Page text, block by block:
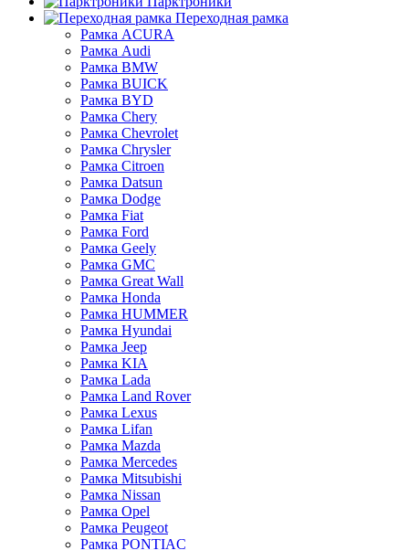
Переходная рамка
Рамка ACURA
Рамка Audi
Рамка BMW
Рамка BUICK
Рамка BYD
Рамка Chery
Рамка Chevrolet
Рамка Chrysler
Рамка Citroen
Рамка Datsun
Рамка Dodge
Рамка Fiat
Рамка Ford
Рамка Geely
Рамка GMC
Рамка Great Wall
Рамка Honda
Рамка HUMMER
Рамка Hyundai
Рамка Jeep
Рамка KIA
Рамка Lada
Рамка Land Rover
Рамка Lexus
Рамка Lifan
Рамка Mazda
Рамка Mercedes
Рамка Mitsubishi
Рамка Nissan
Рамка Opel
Рамка Peugeot
Рамка PONTIAC